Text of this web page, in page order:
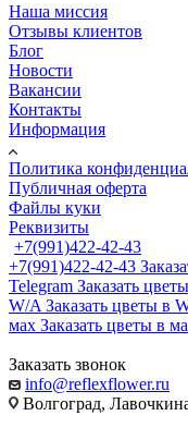
Наша миссия
Отзывы клиентов
Блог
Новости
Вакансии
Контакты
Информация
Политика
Публичная оферта
Файлы куки
Реквизиты
+7(991)422-42-43
+7(991)422-42-43
Telegram Заказать
W/A Заказать цветы в
мах Заказать цветы в
Заказать звонок
info@reflexflower.ru
Волгоград,